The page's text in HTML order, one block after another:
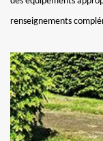
renseignements